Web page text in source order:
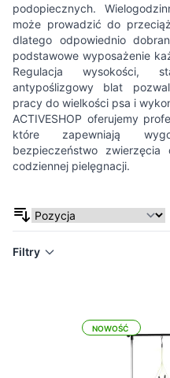
podopiecznych.
może prowadzić do
dlatego odpowiednio
podstawowe wyposażenie
Regulacja wysokości,
antypoślizgowy blat
pracy do wielkości psa i
ACTIVESHOP oferujemy
które zapewniają
bezpieczeństwo zwierzęcia
codziennej pielęgnacji.
Filtry
NOWOŚĆ